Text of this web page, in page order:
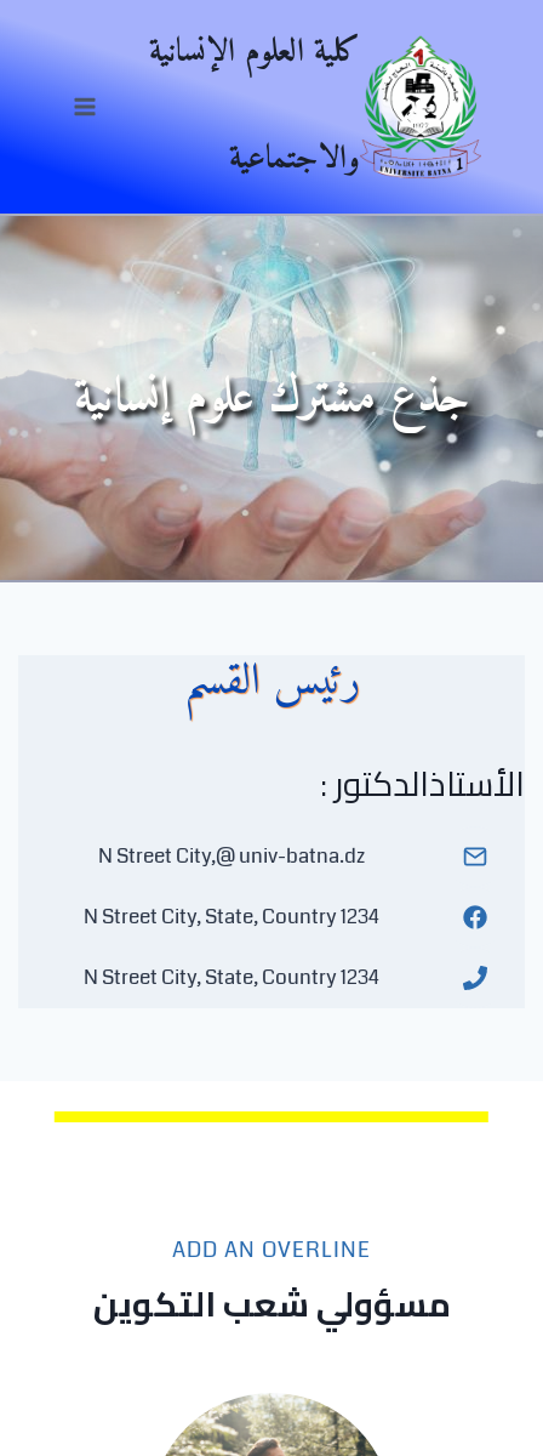
content
كلية العلوم الإنسانية
والاجتماعية
جذع مشترك علوم إنسانية
رئيس القسم
الأستاذالدكتور :
N Street City,@ univ-batna.dz
1234 N Street City, State, Country
1234 N Street City, State, Country
ADD AN OVERLINE
مسؤولي شعب التكوين